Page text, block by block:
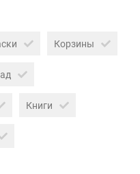
Корзины
Книги